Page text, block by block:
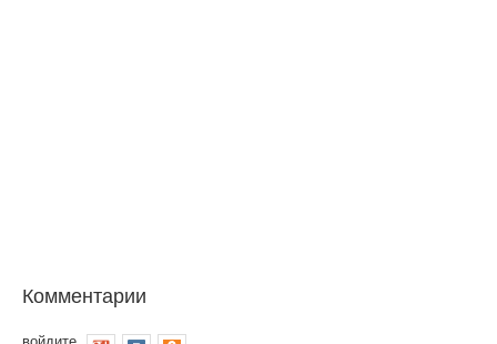
Комментарии
войдите